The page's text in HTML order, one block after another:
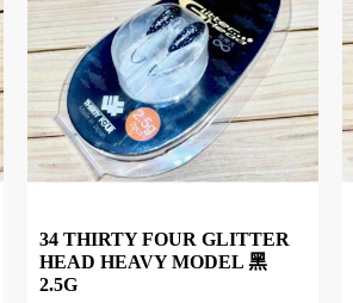
34 THIRTY FOUR GLITTER
HEAD HEAVY MODEL 黑
2.5G